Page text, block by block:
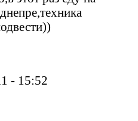
- 15:52